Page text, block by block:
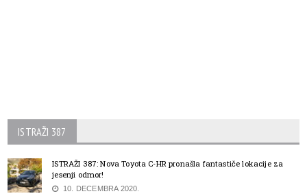
ISTRAŽI 387
ISTRAŽI 387: Nova Toyota C-HR pronašla fantastiče lokacije za
jesenji odmor!
10. DECEMBRA 2020.